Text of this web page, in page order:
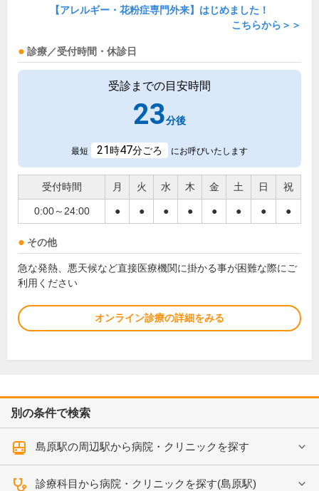
【アレルギー・花粉症専門外来】はじめました！
こちらから＞＞
診療／受付時間・休診日
受診までの目安時間
23分後
最短 21時47分ごろ にお呼びいたします
受付時間 月 火 水 木 金 土 日 祝
0:00～24:00 ● ● ● ● ● ● ● ●
その他
急な発熱、悪天候など直接医療機関に掛かる事が困難な際にご
利用ください
オンライン診療の詳細をみる
別の条件で検索
島原駅の周辺駅から病院・クリニックを探す
診療科目から病院・クリニックを探す(島原駅)